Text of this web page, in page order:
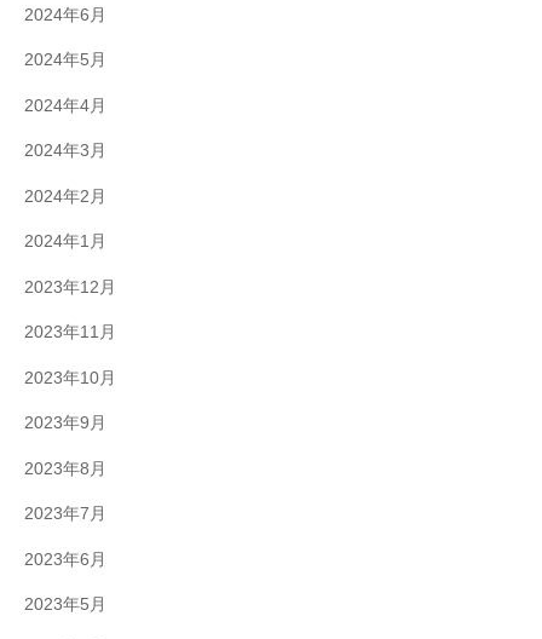
2024年6月
2024年5月
2024年4月
2024年3月
2024年2月
2024年1月
2023年12月
2023年11月
2023年10月
2023年9月
2023年8月
2023年7月
2023年6月
2023年5月